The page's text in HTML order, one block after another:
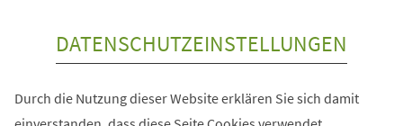
DATENSCHUTZEINSTELLUNGEN
Durch die Nutzung dieser Website erklären Sie sich damit